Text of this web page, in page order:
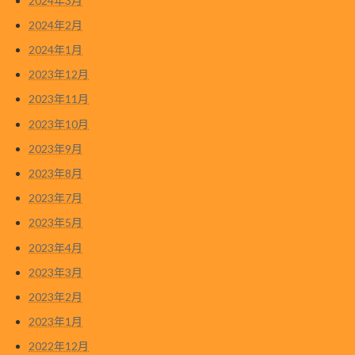
2024年2月
2024年1月
2023年12月
2023年11月
2023年10月
2023年9月
2023年8月
2023年7月
2023年5月
2023年4月
2023年3月
2023年2月
2023年1月
2022年12月